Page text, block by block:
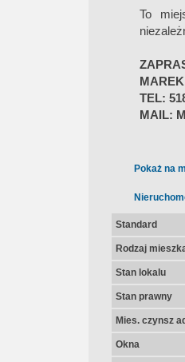
To
TEL:
MAIL:
Pokaż na
Standard
Rodzaj
Stan lokalu
Stan prawny
Mies. czynsz
Okna